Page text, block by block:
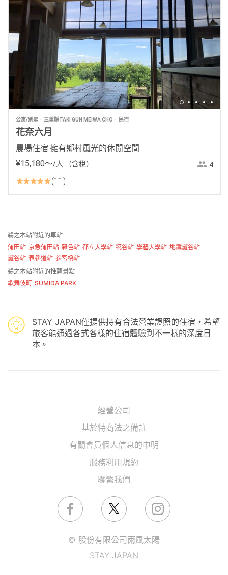
公寓/別墅 三重縣TAKI GUN MEIWA CHO 民宿
花奈六月
農場住宿:擁有鄉村風光的休閒空間
¥15,180〜/人 （含稅） 4
11
鵜之木站附近的車站
蒲田站 京急蒲田站 雜色站 都立大學站 糀谷站 學藝大學站 地鐵澀谷站
澀谷站 表參道站 参宮橋站
鵜之木站附近的推薦景點
歌舞伎町 SUMIDA PARK
STAY JAPAN僅提供持有合法營業證照的住宿，希望
旅客能通過各式各樣的住宿體驗到不一樣的深度日
本。
經營公司
基於特商法之備註
有關會員個人信息的申明
服務利用規約
聯繫我們
© 股份有限公司雨風太陽
STAY JAPAN